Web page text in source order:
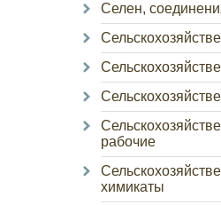
Селен,
рабочие
химикаты